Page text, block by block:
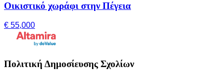
Οικιστικό χωράφι στην Πέγεια
€ 55,000
Πολιτική Δημοσίευσης Σχολίων